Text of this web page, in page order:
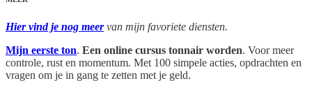
Hier vind je nog meervan mijn favoriete diensten.
Mijn eerste ton. Een online cursus tonnair worden. Voor meer
controle, rust en momentum. Met 100 simpele acties, opdrachten en
vragen om je in gang te zetten met je geld.